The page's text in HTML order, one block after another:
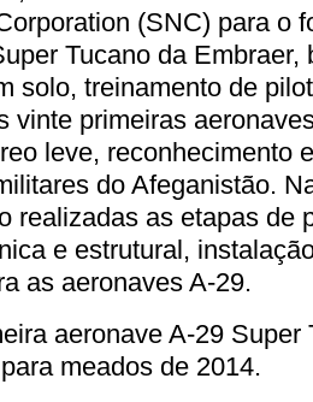
(SNC) para o
Tucano da
solo, treinamento de
vinte primeiras
leve, reconhecimento
do Afeganistão.
realizadas as etapas de
e estrutural,
as aeronaves A-29.
aeronave A-29 Super
meados de 2014.